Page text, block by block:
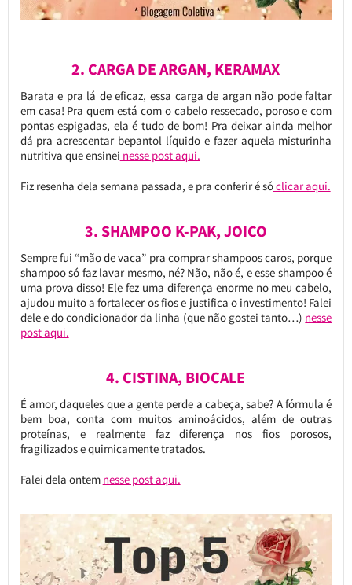
2. CARGA DE ARGAN, KERAMAX
Barata e pra lá de eficaz, essa carga de argan não pode faltar
em casa! Pra quem está com o cabelo ressecado, poroso e com
pontas espigadas, ela é tudo de bom! Pra deixar ainda melhor
dá pra acrescentar bepantol líquido e fazer aquela misturinha
nutritiva que ensinei nesse post aqui.
Fiz resenha dela semana passada, e pra conferir é sóclicar aqui.
3. SHAMPOO K-PAK, JOICO
Sempre fui “mão de vaca” pra comprar shampoos caros, porque
shampoo só faz lavar mesmo, né? Não, não é, e esse shampoo é
uma prova disso! Ele fez uma diferença enorme no meu cabelo,
ajudou muito a fortalecer os fios e justifica o investimento! Falei
dele e do condicionador da linha (que não gostei tanto…) nesse
post aqui.
4. CISTINA, BIOCALE
É amor, daqueles que a gente perde a cabeça, sabe? A fórmula é
bem boa, conta com muitos aminoácidos, além de outras
proteínas, e realmente faz diferença nos fios porosos,
fragilizados e quimicamente tratados.
Falei dela ontem nesse post aqui.